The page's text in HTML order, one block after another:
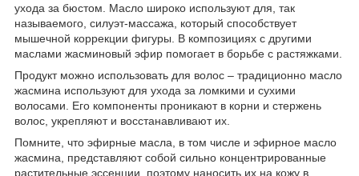
ухода за бюстом. Масло широко используют для, так
называемого, силуэт-массажа, который способствует
мышечной коррекции фигуры. В композициях с другими
маслами жасминовый эфир помогает в борьбе с растяжками.
Продукт можно использовать для волос – традиционно масло
жасмина используют для ухода за ломкими и сухими
волосами. Его компоненты проникают в корни и стержень
волос, укрепляют и восстанавливают их.
Помните, что эфирные масла, в том числе и эфирное масло
жасмина, представляют собой сильно концентрированные
растительные эссенции, поэтому наносить их на кожу в